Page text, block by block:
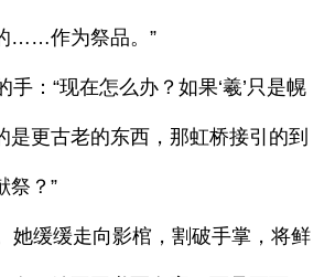
……作为祭品。”
：“现在怎么办？如果‘羲’只是幌
是更古老的东西，那虹桥接引的到
祭？”
缓缓走向影棺，割破手掌，将鲜